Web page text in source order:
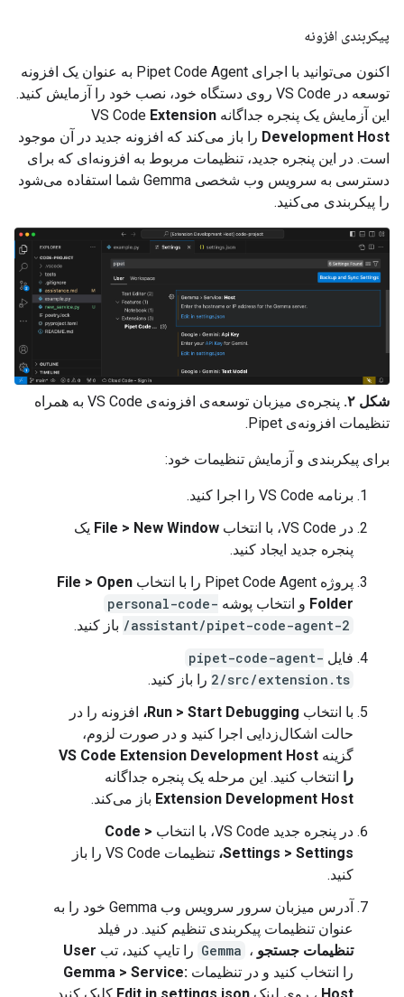
پیکربندی افزونه
اکنون می‌توانید با اجرای Pipet Code Agent به عنوان یک افزونه
توسعه در VS Code روی دستگاه خود، نصب خود را آزمایش کنید.
این آزمایش یک پنجره جداگانه VS Code Extension
Development Host را باز می‌کند که افزونه جدید در آن موجود
است. در این پنجره جدید، تنظیمات مربوط به افزونه‌ای که برای
دسترسی به سرویس وب شخصی Gemma شما استفاده می‌شود
را پیکربندی می‌کنید.
شکل ۲.
پنجره‌ی میزبان توسعه‌ی افزونه‌ی VS Code به همراه
تنظیمات افزونه‌ی Pipet.
برای پیکربندی و آزمایش تنظیمات خود:
برنامه VS Code را اجرا کنید.
در VS Code، با انتخاب
File > New Window یک
پنجره جدید ایجاد کنید.
پروژه Pipet Code Agent را با انتخاب
File > Open
Folder و انتخاب پوشه personal-code-
assistant/pipet-code-agent-2/
باز کنید.
فایل pipet-code-agent-
2/src/extension.ts را باز کنید.
با انتخاب Run > Start Debugging، افزونه را در
حالت اشکال‌زدایی اجرا کنید و در صورت لزوم،
گزینه VS Code Extension Development Host
را انتخاب کنید. این مرحله یک پنجره جداگانه
Extension Development Host باز می‌کند.
در پنجره جدید VS Code، با انتخاب
Code >
Settings > Settings،
تنظیمات VS Code را باز
کنید.
آدرس میزبان سرور سرویس وب Gemma خود را به
عنوان تنظیمات پیکربندی تنظیم کنید. در فیلد
تنظیمات جستجو ، Gemma را تایپ کنید، تب User
را انتخاب کنید و در تنظیمات Gemma > Service:
Host ، روی لینک Edit in settings.json کلیک کنید